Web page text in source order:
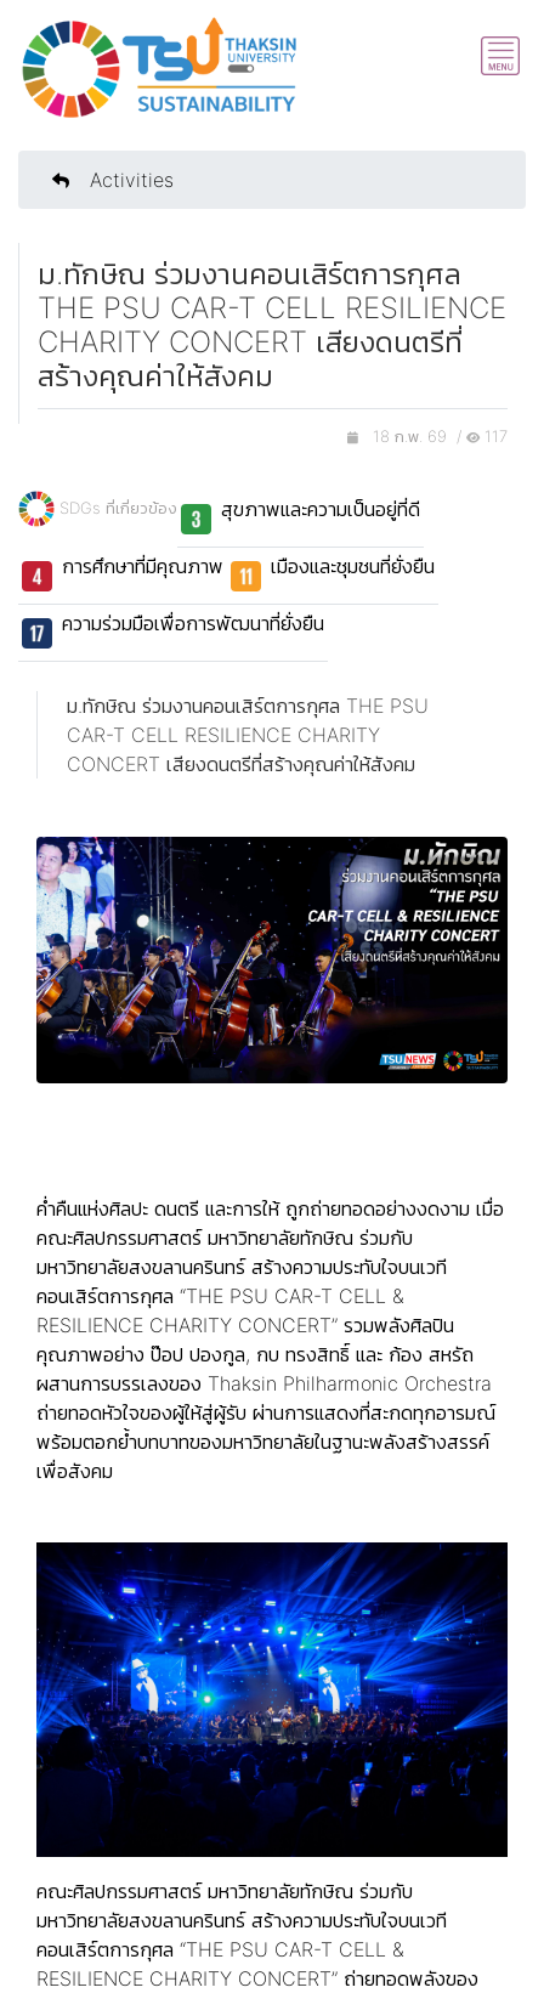
Activities
ม.ทักษิณ ร่วมงานคอนเสิร์ตการกุศล
THE PSU CAR-T CELL RESILIENCE
CHARITY CONCERT เสียงดนตรีที่
สร้างคุณค่าให้สังคม
18 ก.พ. 69 / 117
SDGs ที่เกี่ยวข้อง สุขภาพและความเป็นอยู่ที่ดี
การศึกษาที่มีคุณภาพ เมืองและชุมชนที่ยั่งยืน
ความร่วมมือเพื่อการพัฒนาที่ยั่งยืน
ม.ทักษิณ ร่วมงานคอนเสิร์ตการกุศล THE PSU
CAR-T CELL RESILIENCE CHARITY
CONCERT เสียงดนตรีที่สร้างคุณค่าให้สังคม
ค่ำคืนแห่งศิลปะ ดนตรี และการให้ ถูกถ่ายทอดอย่างงดงาม เมื่อ
คณะศิลปกรรมศาสตร์ มหาวิทยาลัยทักษิณ ร่วมกับ
มหาวิทยาลัยสงขลานครินทร์ สร้างความประทับใจบนเวที
คอนเสิร์ตการกุศล “THE PSU CAR-T CELL &
RESILIENCE CHARITY CONCERT” รวมพลังศิลปิน
คุณภาพอย่าง ป๊อป ปองกูล, กบ ทรงสิทธิ์ และ ก้อง สหรัถ
ผสานการบรรเลงของ Thaksin Philharmonic Orchestra
ถ่ายทอดหัวใจของผู้ให้สู่ผู้รับ ผ่านการแสดงที่สะกดทุกอารมณ์
พร้อมตอกย้ำบทบาทของมหาวิทยาลัยในฐานะพลังสร้างสรรค์
เพื่อสังคม
คณะศิลปกรรมศาสตร์ มหาวิทยาลัยทักษิณ ร่วมกับ
มหาวิทยาลัยสงขลานครินทร์ สร้างความประทับใจบนเวที
คอนเสิร์ตการกุศล “THE PSU CAR-T CELL &
RESILIENCE CHARITY CONCERT” ถ่ายทอดพลังของ